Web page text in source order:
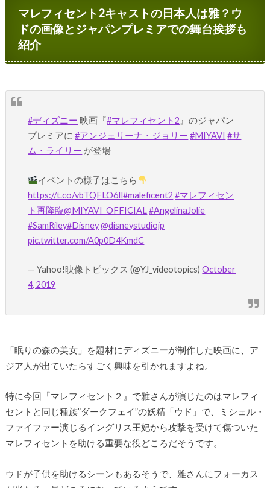
マレフィセント2キャストの日本人は雅？ウ
ドの画像とジャパンプレミアでの舞台挨拶も
紹介
#ディズニー 映画『#マレフィセント2』のジャパン
プレミアに#アンジェリーナ・ジョリー #MIYAVI #サ
ム・ライリー が登場
イベントの様子はこちら
https://t.co/vbTQFLO6Il#maleficent2 #マレフィセン
ト再降臨@MIYAVI_OFFICIAL #AngelinaJolie
#SamRiley#Disney@disneystudiojp
pic.twitter.com/A0p0D4KmdC
— Yahoo!映像トピックス (@YJ_videotopics)October
4, 2019
「眠りの森の美女」を題材にディズニーが制作した映画に、ア
ジア人が出ていたらすごく興味を引かれますよね。
特に今回『マレフィセント２』で雅さんが演じたのはマレフィ
セントと同じ種族”ダークフェイ”の妖精「ウド」で、ミシェル・
ファイファー演じるイングリス王妃から攻撃を受けて傷ついた
マレフィセントを助ける重要な役どころだそうです。
ウドが子供を助けるシーンもあるそうで、雅さんにフォーカス